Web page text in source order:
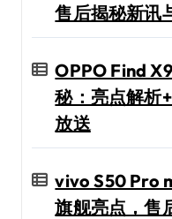
售后揭秘新讯
OPPO Find
秘：亮点解析
放送
vivo S50 Pro
旗舰亮点，售